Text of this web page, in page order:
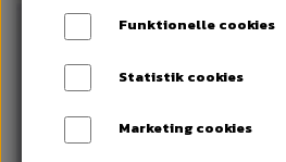
Funktionelle cookies
Statistik cookies
Marketing cookies